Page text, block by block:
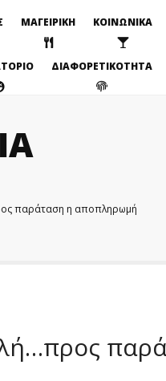
ΜΑΓΕΙΡΙΚΗ ΚΟΙΝΩΝΙΚΑ
ΔΙΑΦΟΡΕΤΙΚΟΤΗΤΑ
παράταση η αποπληρωμή